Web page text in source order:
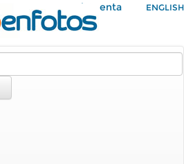
Mi Cuenta ENGLISH